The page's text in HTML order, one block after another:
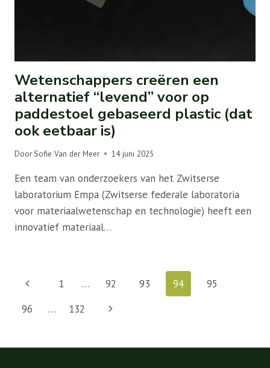
Wetenschappers creëren een
alternatief “levend” voor op
paddestoel gebaseerd plastic (dat
ook eetbaar is)
DoorSofie Van der Meer 14 juni 2025
Een team van onderzoekers van het Zwitserse
laboratorium Empa (Zwitserse federale laboratoria
voor materiaalwetenschap en technologie) heeft een
innovatief materiaal…
Paginanavigatie
Vorige
pagina
1 … 92 93 94
95
96
… 132
Volgende